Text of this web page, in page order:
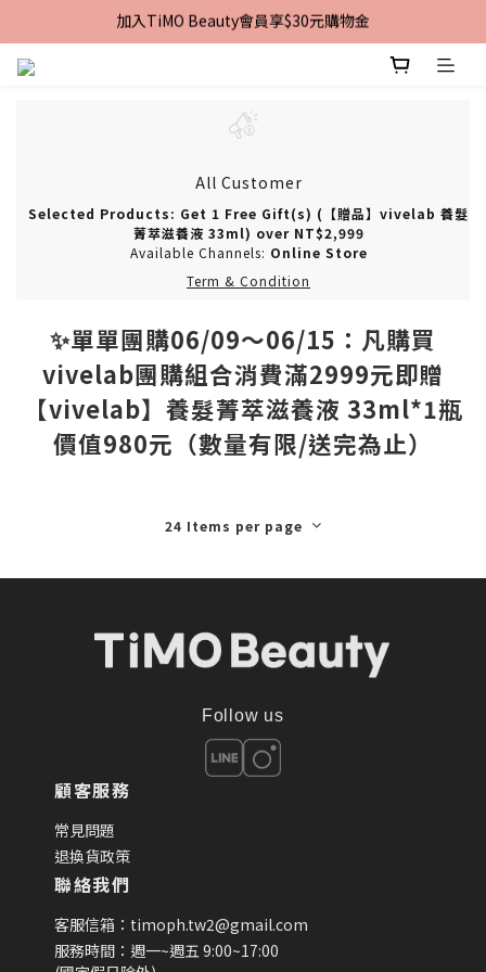
加入TiMO Beauty會員享$30元購物金
加入TiMO Beauty會員享$30元購物金
宅配｜台灣本島滿$2,499免運 | 台灣離島滿$2,999免運
All Customer
Selected Products: Get 1 Free Gift(s) (【贈品】vivelab 養髮
菁萃滋養液 33ml) over NT$2,999
Available Channels: Online Store
Term & Condition
✨單單團購06/09～06/15：凡購買
vivelab團購組合消費滿2999元即贈
【vivelab】養髮菁萃滋養液 33ml*1瓶
價值980元（數量有限/送完為止）
24 Items per page
Follow us
顧客服務
常見問題
退換貨政策
聯絡我們
客服信箱：timoph.tw2@gmail.com
服務時間：週一~週五 9:00~17:00